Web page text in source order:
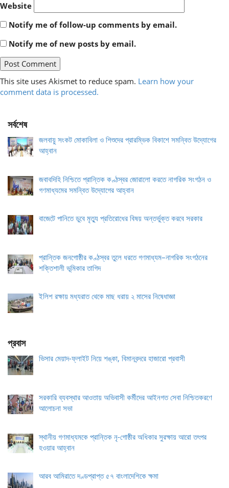
Website
Notify me of follow-up comments by email.
Notify me of new posts by email.
This site uses Akismet to reduce spam. Learn how your
comment data is processed.
সর্বশেষ
জলবায়ু সংকট মোকাবিলা ও শিশুদের প্রারম্ভিক বিকাশে সমন্বিত উদ্যোগের
আহ্বান
জবাবদিহি নিশ্চিতে প্রান্তিক কণ্ঠস্বর জোরালো করতে নাগরিক সংগঠন ও
গণমাধ্যমের সমন্বিত উদ্যোগের আহ্বান
বাজেটে পানিতে ডুবে মৃত্যু প্রতিরোধের বিষয় অন্তর্ভুক্ত করবে সরকার
প্রান্তিক জনগোষ্ঠীর কণ্ঠস্বর তুলে ধরতে গণমাধ্যম–নাগরিক সংগঠনের
শক্তিশালী ভূমিকার তাগিদ
ইলিশ রক্ষায় মধ্যরাত থেকে মাছ ধরায় ২ মাসের নিষেধাজ্ঞা
প্রবাস
ভিসার মেয়াদ-ফ্লাইট নিয়ে শঙ্কা, বিমানবন্দরে হাজারো প্রবাসী
সরকারি ব্যবস্থার আওতায় অভিবাসী কর্মীদের আইনগত সেবা নিশ্চিতকরণে
আলোচনা সভা
স্থানীয় গণমাধ্যমকে প্রান্তিক নৃ-গোষ্ঠীর অধিকার সুরক্ষায় আরো তৎপর
হওয়ার আহ্বান
আরব আমিরাতে দণ্ডপ্রাপ্ত ৫৭ বাংলাদেশিকে ক্ষমা